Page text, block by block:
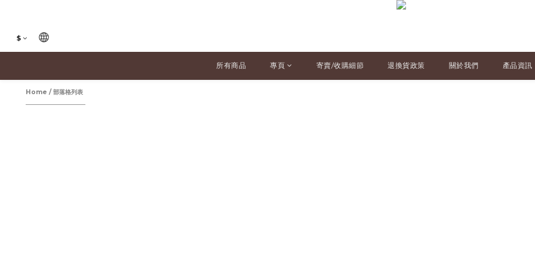
$
所有商品 專頁 寄賣/收購細節 退換貨政策 關於我們 產品資訊
Home /部落格列表